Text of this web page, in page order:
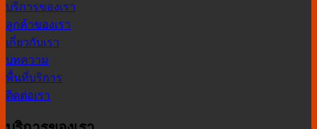
บริการของเรา
ลูกค้าของเรา
เกี่ยวกับเรา
บทความ
พื้นที่บริการ
ติดต่อเรา